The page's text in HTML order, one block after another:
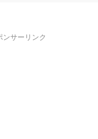
ンサーリンク